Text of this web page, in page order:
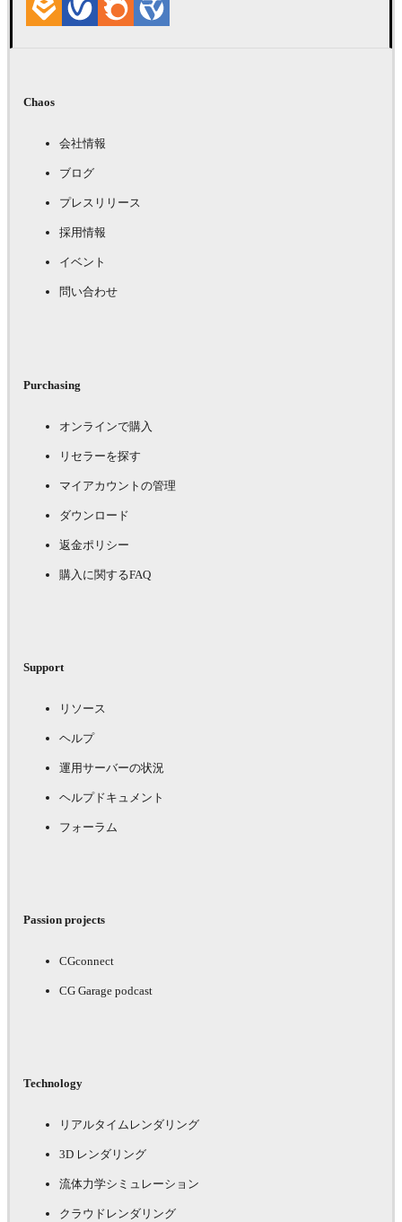
Chaos
会社情報
ブログ
プレスリリース
採用情報
イベント
問い合わせ
Purchasing
オンラインで購入
リセラーを探す
マイアカウントの管理
ダウンロード
返金ポリシー
購入に関するFAQ
Support
リソース
ヘルプ
運用サーバーの状況
ヘルプドキュメント
フォーラム
Passion projects
CGconnect
CG Garage podcast
Technology
リアルタイムレンダリング
3D レンダリング
流体力学シミュレーション
クラウドレンダリング